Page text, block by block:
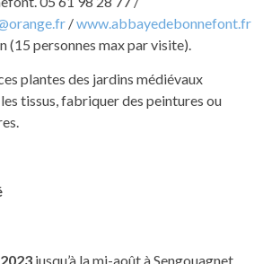
/www.abbayedebonnefont.fr
personnes max par visite).
plantes des jardins médiévaux
tissus, fabriquer des peintures ou
jusqu’à la mi-août à Sengouagnet